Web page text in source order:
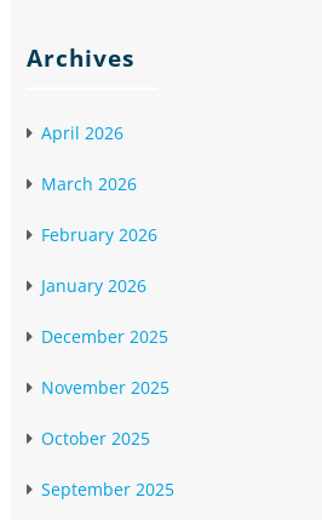
Archives
April 2026
March 2026
February 2026
January 2026
December 2025
November 2025
October 2025
September 2025